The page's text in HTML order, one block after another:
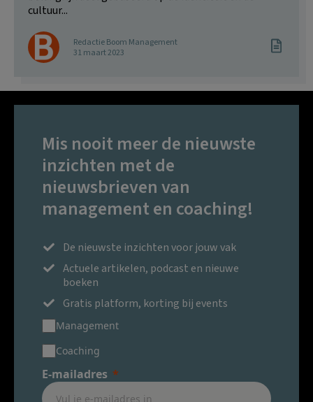
cultuur...
Redactie Boom Management
31 maart 2023
Mis nooit meer de nieuwste
inzichten met de
nieuwsbrieven van
management en coaching!
De nieuwste inzichten voor jouw vak
Actuele artikelen, podcast en nieuwe
boeken
Gratis platform, korting bij events
Management
Coaching
E-mailadres